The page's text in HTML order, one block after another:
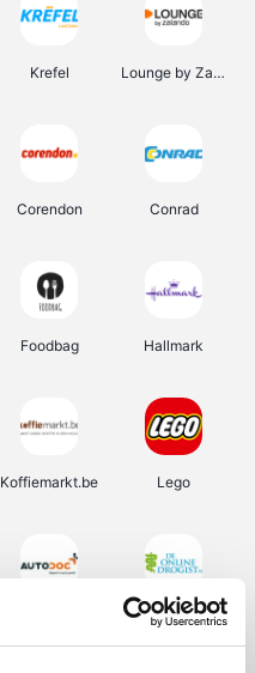
Krefel Lounge by Zalando
Corendon Conrad
Foodbag Hallmark
Koffiemarkt.be Lego
De Online Drogist